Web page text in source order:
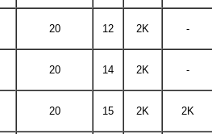
20 12 2K -
20 14 2K -
20 15 2K 2K